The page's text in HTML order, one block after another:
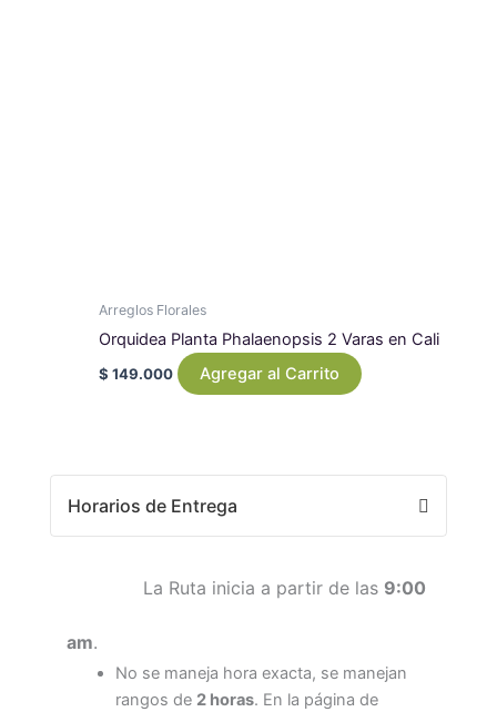
Arreglos Florales
Orquidea Planta Phalaenopsis 2 Varas en Cali
$ 149.000 Agregar al Carrito
Horarios de Entrega
La Ruta inicia a partir de las 9:00
am.
No se maneja hora exacta, se manejan
rangos de 2 horas. En la página de